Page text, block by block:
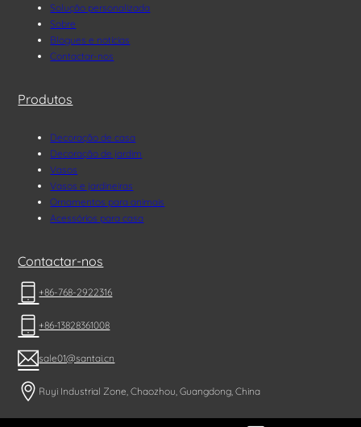
Solução personalizada
Sobre
Blogues e notícias
Contactar-nos
Produtos
Decoração de casa
Decoração de jardim
Vasos
Vasos e jardineiras
Ornamentos para animais
Acessórios para casa
Contactar-nos
+86-768-2922316
+86-13828361008
sale01@santai.cn
Ruyi Industrial Zone, Chaozhou, Guangdong, China